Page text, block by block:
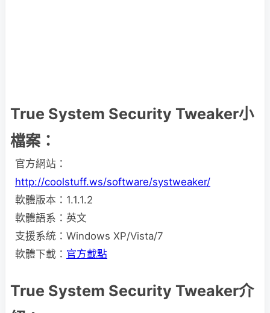
True System Security Tweaker小
檔案：
官方網站：
http://coolstuff.ws/software/systweaker/
軟體版本：1.1.1.2
軟體語系：英文
支援系統：Windows XP/Vista/7
軟體下載： 官方載點
True System Security Tweaker介